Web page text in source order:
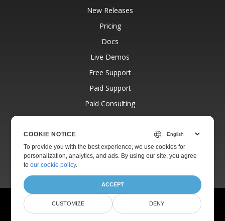
New Releases
Pricing
Docs
Live Demos
Free Support
Paid Support
Paid Consulting
Blog
About
© Aspose Pty Ltd 2001-2026.
All Rights Reserved.
Terms of use
COOKIE NOTICE
To provide you with the best experience, we use cookies for
personalization, analytics, and ads. By using our site, you agree
toour cookie policy.
ACCEPT
CUSTOMIZE DENY